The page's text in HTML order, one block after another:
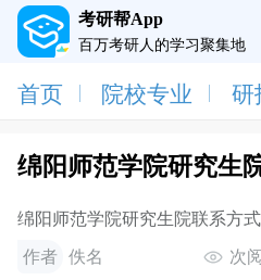
考研帮App
百万考研人的学习聚集地
首页 院校专业 研
绵阳师范学院研究生
绵阳师范学院研究生院联系方式
作者 佚名 次